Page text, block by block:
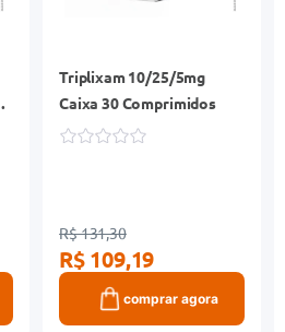
Triplixam 10/25/5mg
Caixa 30 Comprimidos
R$ 131,30
R$ 109,19
comprar agora